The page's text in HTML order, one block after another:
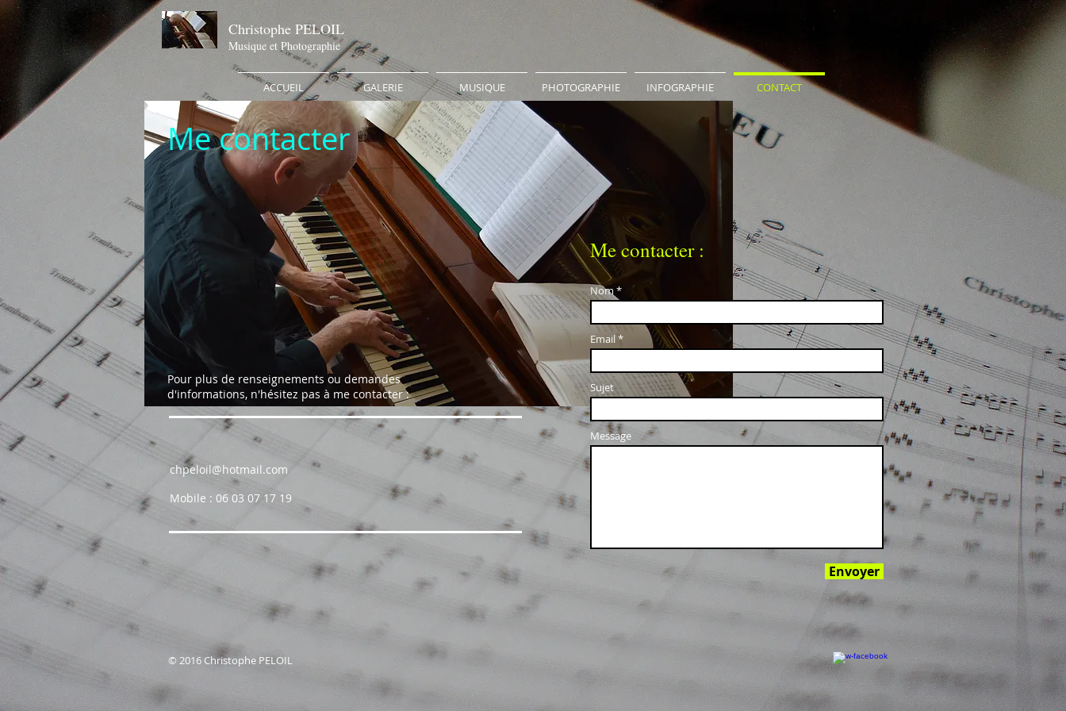
Christophe PELOIL
Musique et Photographie
ACCUEIL GALERIE MUSIQUE PHOTOGRAPHIE INFOGRAPHIE CONTACT
chpeloil@hotmail.com
Mobile : 06 03 07 17 19
Me contacter :
Nom
Email
Sujet
Message
Envoyer
Me contacter
Pour plus de renseignements ou demandes
d'informations, n'hésitez pas à me contacter :
© 2016 Christophe PELOIL